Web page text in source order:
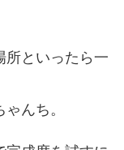
所といったら一
んち。